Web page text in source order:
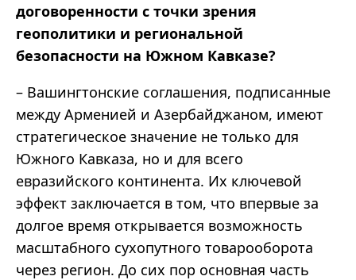
договоренности с точки зрения
геополитики и региональной
безопасности на Южном Кавказе?
– Вашингтонские соглашения, подписанные
между Арменией и Азербайджаном, имеют
стратегическое значение не только для
Южного Кавказа, но и для всего
евразийского континента. Их ключевой
эффект заключается в том, что впервые за
долгое время открывается возможность
масштабного сухопутного товарооборота
через регион. До сих пор основная часть